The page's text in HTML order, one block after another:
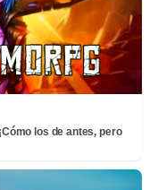
los de antes, pero